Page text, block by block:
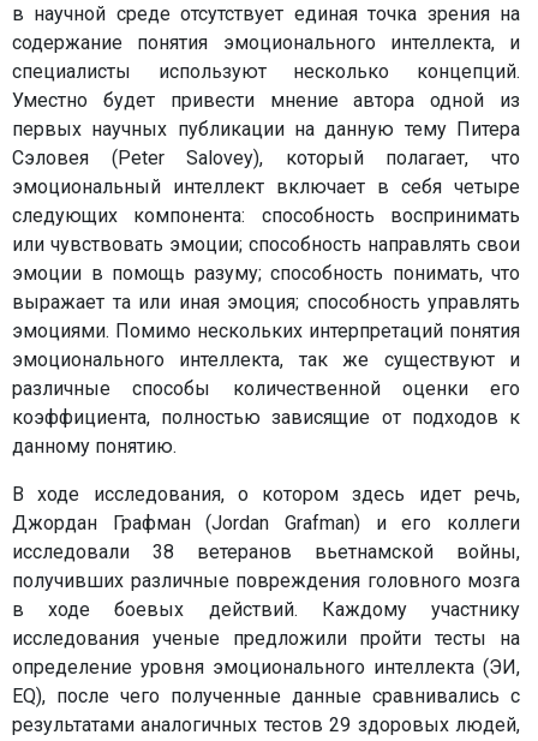
в научной среде отсутствует единая точка зрения на
содержание понятия эмоционального интеллекта, и
специалисты используют несколько концепций.
Уместно будет привести мнение автора одной из
первых научных публикации на данную тему Питера
Сэловея (Peter Salovey), который полагает, что
эмоциональный интеллект включает в себя четыре
следующих компонента: способность воспринимать
или чувствовать эмоции; способность направлять свои
эмоции в помощь разуму; способность понимать, что
выражает та или иная эмоция; способность управлять
эмоциями. Помимо нескольких интерпретаций понятия
эмоционального интеллекта, так же существуют и
различные способы количественной оценки его
коэффициента, полностью зависящие от подходов к
данному понятию.
В ходе исследования, о котором здесь идет речь,
Джордан Графман (Jordan Grafman) и его коллеги
исследовали 38 ветеранов вьетнамской войны,
получивших различные повреждения головного мозга
в ходе боевых действий. Каждому участнику
исследования ученые предложили пройти тесты на
определение уровня эмоционального интеллекта (ЭИ,
EQ), после чего полученные данные сравнивались с
результатами аналогичных тестов 29 здоровых людей,